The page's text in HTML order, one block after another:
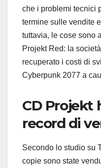
che i problemi tecnici
termine sulle vendite
tuttavia, le cose sono
Projekt Red: la
recuperato i costi di
Cyberpunk 2077 a
CD Projekt
record di
Secondo lo studio su
copie sono state